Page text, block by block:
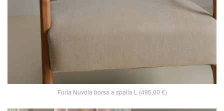
Furla Nuvola borsa a spalla L (495,00 €)